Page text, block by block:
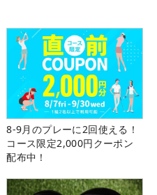
8-9月のプレーに2回使える！
コース限定2,000円クーポン
配布中！